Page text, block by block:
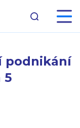
podnikání
5